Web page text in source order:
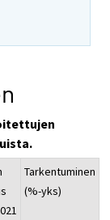
Tarkentuminen
(%-yks)